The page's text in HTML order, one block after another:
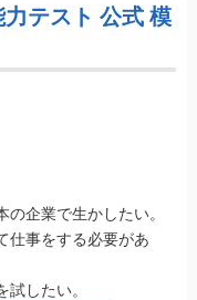
テスト 公式 模
企業で生かしたい。
仕事をする必要があ
したい。